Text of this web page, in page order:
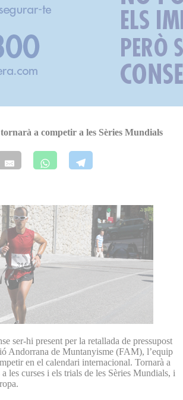
a competir a les Sèries Mundials
ser-hi present per la retallada de pressupost
Andorrana de Muntanyisme (FAM), l’equip
en el calendari internacional. Tornarà a
les curses i els trials de les Sèries Mundials, i